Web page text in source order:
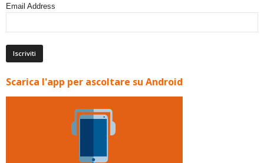
Email Address
Scarica l'app per ascoltare su Android